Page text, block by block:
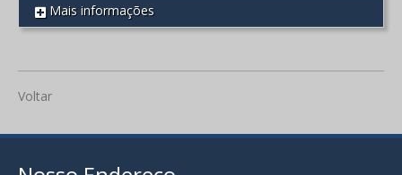
REF 386
Mais informações
Voltar